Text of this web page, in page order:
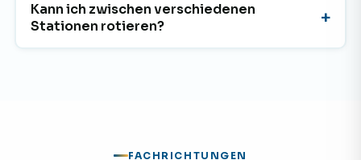
Kann ich zwischen verschiedenen
Stationen rotieren?
FACHRICHTUNGEN